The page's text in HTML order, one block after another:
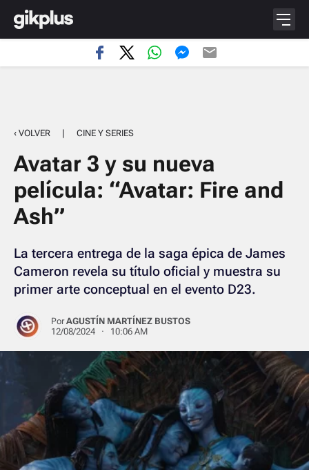
‹ VOLVER | CINE Y SERIES
Avatar 3 y su nueva
película: “Avatar: Fire and
Ash”
La tercera entrega de la saga épica de James
Cameron revela su título oficial y muestra su
primer arte conceptual en el evento D23.
PorAGUSTÍN MARTÍNEZ BUSTOS
12/08/2024 · 10:06 AM